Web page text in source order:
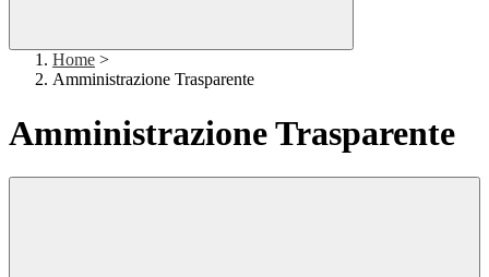
Home >
Amministrazione Trasparente
Amministrazione Trasparente